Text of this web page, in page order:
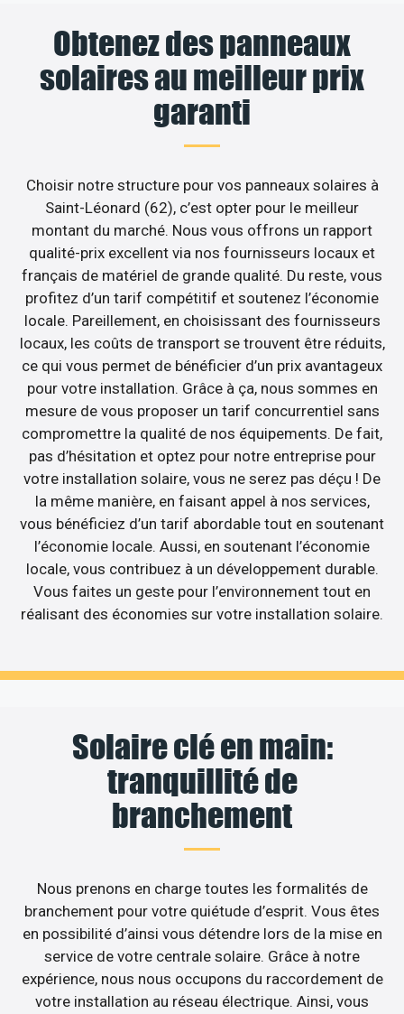
Obtenez des panneaux
solaires au meilleur prix
garanti
Choisir notre structure pour vos panneaux solaires à
Saint-Léonard (62), c’est opter pour le meilleur
montant du marché. Nous vous offrons un rapport
qualité-prix excellent via nos fournisseurs locaux et
français de matériel de grande qualité. Du reste, vous
profitez d’un tarif compétitif et soutenez l’économie
locale. Pareillement, en choisissant des fournisseurs
locaux, les coûts de transport se trouvent être réduits,
ce qui vous permet de bénéficier d’un prix avantageux
pour votre installation. Grâce à ça, nous sommes en
mesure de vous proposer un tarif concurrentiel sans
compromettre la qualité de nos équipements. De fait,
pas d’hésitation et optez pour notre entreprise pour
votre installation solaire, vous ne serez pas déçu ! De
la même manière, en faisant appel à nos services,
vous bénéficiez d’un tarif abordable tout en soutenant
l’économie locale. Aussi, en soutenant l’économie
locale, vous contribuez à un développement durable.
Vous faites un geste pour l’environnement tout en
réalisant des économies sur votre installation solaire.
Solaire clé en main:
tranquillité de
branchement
Nous prenons en charge toutes les formalités de
branchement pour votre quiétude d’esprit. Vous êtes
en possibilité d’ainsi vous détendre lors de la mise en
service de votre centrale solaire. Grâce à notre
expérience, nous nous occupons du raccordement de
votre installation au réseau électrique. Ainsi, vous